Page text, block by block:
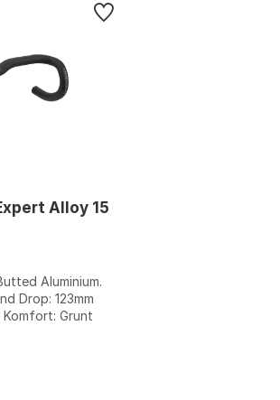
Alloy 15
Aluminium.
Drop: 123mm
Grunt